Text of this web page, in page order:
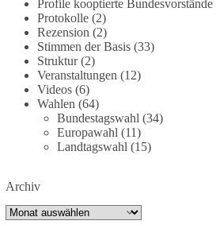
unterzeichnen
#dieBasis #Energie
#Infrastruktur #Technologieoffen
26 69 Auf Facebook
🌍 Migration darf niemals zum politischen
Profile kooptierte Bundesvorstände
Protokolle(2)
Rezension (2)
Stimmen der Basis(33)
Struktur(2)
Veranstaltungen (12)
Videos(6)
Wahlen (64)
Bundestagswahl (34)
Europawahl (11)
Landtagswahl (15)
Archiv
Archiv